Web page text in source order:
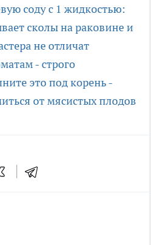
соду с 1 жидкостью:
сколы на раковине и
не отличат
- строго
это под корень -
от мясистых плодов